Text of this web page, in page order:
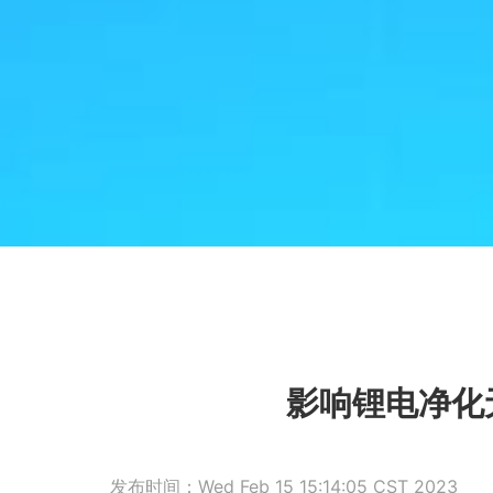
影响锂电净
发布时间：Wed Feb 15 15:14:05 CST 2023